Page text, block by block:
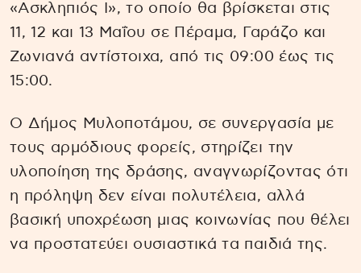
«Ασκληπιός Ι», το οποίο θα βρίσκεται στις
11, 12 και 13 Μαΐου σε Πέραμα, Γαράζο και
Ζωνιανά αντίστοιχα, από τις 09:00 έως τις
15:00.
Ο Δήμος Μυλοποτάμου, σε συνεργασία με
τους αρμόδιους φορείς, στηρίζει την
υλοποίηση της δράσης, αναγνωρίζοντας ότι
η πρόληψη δεν είναι πολυτέλεια, αλλά
βασική υποχρέωση μιας κοινωνίας που θέλει
να προστατεύει ουσιαστικά τα παιδιά της.